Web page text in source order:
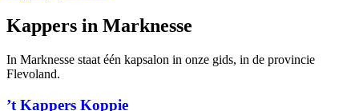
Kappers in Marknesse
In Marknesse staat één kapsalon in onze gids, in de provincie
Flevoland.
’t Kappers Koppie